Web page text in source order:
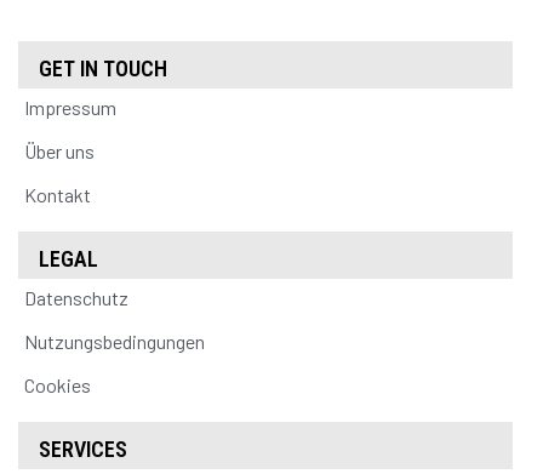
GET IN TOUCH
Impressum
Über uns
Kontakt
LEGAL
Datenschutz
Nutzungsbedingungen
Cookies
SERVICES